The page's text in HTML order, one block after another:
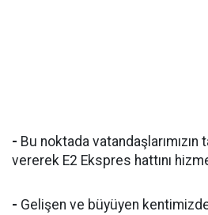
- Bu noktada
vererek E2 Ekspres hattını
- Gelişen ve büyüyen